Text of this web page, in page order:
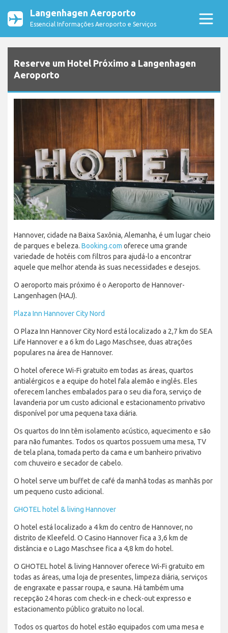
Langenhagen Aeroporto
Essencial Informações Aeroporto e Serviços
Reserve um Hotel Próximo a Langenhagen
Aeroporto
Hannover, cidade na Baixa Saxônia, Alemanha, é um lugar cheio
de parques e beleza. Booking.com oferece uma grande
variedade de hotéis com filtros para ajudá-lo a encontrar
aquele que melhor atenda às suas necessidades e desejos.
O aeroporto mais próximo é o Aeroporto de Hannover-
Langenhagen (HAJ).
Plaza Inn Hannover City Nord
O Plaza Inn Hannover City Nord está localizado a 2,7 km do SEA
Life Hannover e a 6 km do Lago Maschsee, duas atrações
populares na área de Hannover.
O hotel oferece Wi-Fi gratuito em todas as áreas, quartos
antialérgicos e a equipe do hotel fala alemão e inglês. Eles
oferecem lanches embalados para o seu dia fora, serviço de
lavanderia por um custo adicional e estacionamento privativo
disponível por uma pequena taxa diária.
Os quartos do Inn têm isolamento acústico, aquecimento e são
para não fumantes. Todos os quartos possuem uma mesa, TV
de tela plana, tomada perto da cama e um banheiro privativo
com chuveiro e secador de cabelo.
O hotel serve um buffet de café da manhã todas as manhãs por
um pequeno custo adicional.
GHOTEL hotel & living Hannover
O hotel está localizado a 4 km do centro de Hannover, no
distrito de Kleefeld. O Casino Hannover fica a 3,6 km de
distância e o Lago Maschsee fica a 4,8 km do hotel.
O GHOTEL hotel & living Hannover oferece Wi-Fi gratuito em
todas as áreas, uma loja de presentes, limpeza diária, serviços
de engraxate e passar roupa, e sauna. Há também uma
recepção 24 horas com check-in e check-out expresso e
estacionamento público gratuito no local.
Todos os quartos do hotel estão equipados com uma mesa e